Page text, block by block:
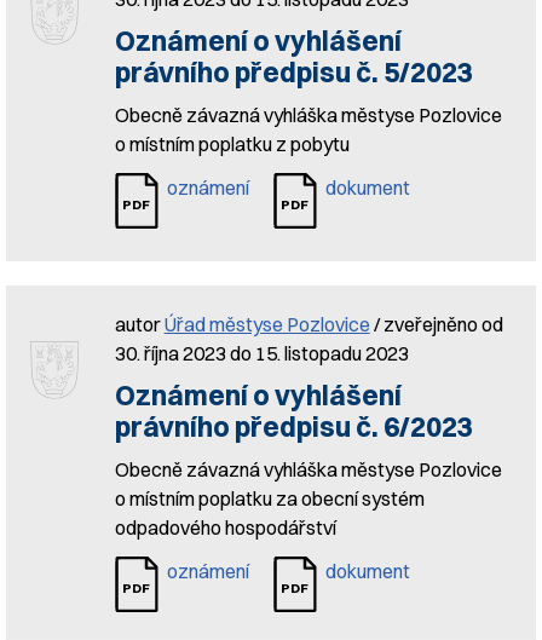
Oznámení o vyhlášení
právního předpisu č. 5/2023
Obecně závazná vyhláška městyse Pozlovice
o místním poplatku z pobytu
oznámení
dokument
autorÚřad městyse Pozlovice / zveřejněno od
30. října 2023 do 15. listopadu 2023
Oznámení o vyhlášení
právního předpisu č. 6/2023
Obecně závazná vyhláška městyse Pozlovice
o místním poplatku za obecní systém
odpadového hospodářství
oznámení
dokument